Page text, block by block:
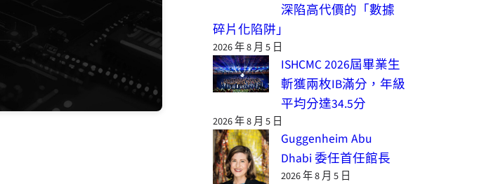
深陷高代價的「數據
碎片化陷阱」
2026 年 8 月 5 日
ISHCMC 2026屆畢業生
斬獲兩枚IB滿分，年級
平均分達34.5分
2026 年 8 月 5 日
Guggenheim Abu
Dhabi 委任首任館長
2026 年 8 月 5 日